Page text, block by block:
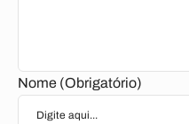
Nome (Obrigatório)